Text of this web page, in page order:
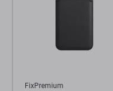
FixPremium